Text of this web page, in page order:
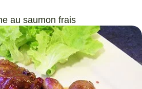
au saumon frais